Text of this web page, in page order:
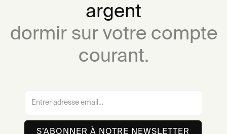
argent
dormir sur votre compte
courant.